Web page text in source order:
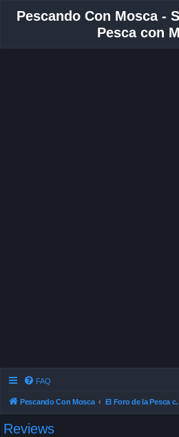
Pescando Con Mosca -
Pesca con
FAQ
Pescando Con Mosca El Foro de la
Reviews